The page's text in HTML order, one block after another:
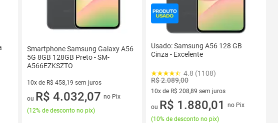
Smartphone Samsung Galaxy A56
5G 8GB 128GB Preto - SM-
A566EZKSZTO
10x de R$ 458,19 sem juros
10 vez de R$ 458,19 sem juros
ou R$ 4.032,07 no Pix
(12% de desconto no pix)
Usado: Samsung A56 128 GB
Cinza - Excelente
4.8 (1108)
R$ 2.089,00
10x de R$ 208,89 sem juros
10 vez de R$ 208,89 sem juros
ou R$ 1.880,01
no Pix
(10% de desconto no pix)